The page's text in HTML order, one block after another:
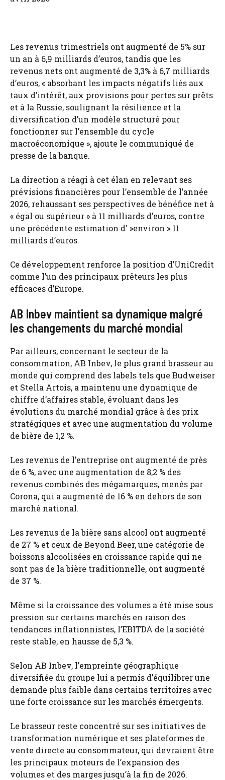
Les revenus trimestriels ont augmenté de 5% sur
un an à 6,9 milliards d’euros, tandis que les
revenus nets ont augmenté de 3,3% à 6,7 milliards
d’euros, « absorbant les impacts négatifs liés aux
taux d’intérêt, aux provisions pour pertes sur prêts
et à la Russie, soulignant la résilience et la
diversification d’un modèle structuré pour
fonctionner sur l’ensemble du cycle
macroéconomique », ajoute le communiqué de
presse de la banque.
La direction a réagi à cet élan en relevant ses
prévisions financières pour l’ensemble de l’année
2026, rehaussant ses perspectives de bénéfice net à
« égal ou supérieur » à 11 milliards d’euros, contre
une précédente estimation d' »environ » 11
milliards d’euros.
Ce développement renforce la position d’UniCredit
comme l’un des principaux prêteurs les plus
efficaces d’Europe.
AB Inbev maintient sa dynamique malgré
les changements du marché mondial
Par ailleurs, concernant le secteur de la
consommation, AB Inbev, le plus grand brasseur au
monde qui comprend des labels tels que Budweiser
et Stella Artois, a maintenu une dynamique de
chiffre d’affaires stable, évoluant dans les
évolutions du marché mondial grâce à des prix
stratégiques et avec une augmentation du volume
de bière de 1,2 %.
Les revenus de l’entreprise ont augmenté de près
de 6 %, avec une augmentation de 8,2 % des
revenus combinés des mégamarques, menés par
Corona, qui a augmenté de 16 % en dehors de son
marché national.
Les revenus de la bière sans alcool ont augmenté
de 27 % et ceux de Beyond Beer, une catégorie de
boissons alcoolisées en croissance rapide qui ne
sont pas de la bière traditionnelle, ont augmenté
de 37 %.
Même si la croissance des volumes a été mise sous
pression sur certains marchés en raison des
tendances inflationnistes, l’EBITDA de la société
reste stable, en hausse de 5,3 %.
Selon AB Inbev, l’empreinte géographique
diversifiée du groupe lui a permis d’équilibrer une
demande plus faible dans certains territoires avec
une forte croissance sur les marchés émergents.
Le brasseur reste concentré sur ses initiatives de
transformation numérique et ses plateformes de
vente directe au consommateur, qui devraient être
les principaux moteurs de l’expansion des
volumes et des marges jusqu’à la fin de 2026.